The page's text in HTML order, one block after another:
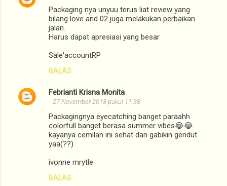
Packaging nya unyuu terus liat review yang
bilang love and 02 juga melakukan perbaikan
jalan.
Harus dapat apresiasi yang besar
Sale'accountRP
BALAS
Febrianti Krisna Monita
27 November 2018 pukul 11.38
Packagingnya eyecatching banget paraahh
colorfull banget berasa summer vibes😂😂
kayanya cemilan ini sehat dan gabikin gendut
yaa(??)
ivonne mrytle
BALAS